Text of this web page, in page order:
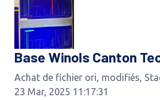
Base Winols Canton
Achat de fichier ori, modifiés,
23 Mar, 2025 11:17:31